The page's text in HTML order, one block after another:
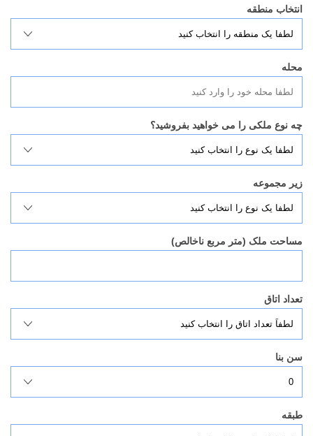
انتخاب منطقه
محله
چه نوع ملکی را می خواهید بفروشید؟
زیر مجموعه
مساحت ملک (متر مربع ناخالص)
تعداد اتاق
سن بنا
طبقه